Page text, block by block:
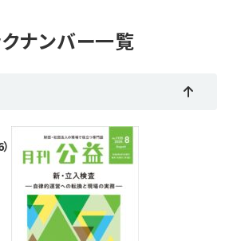
ナンバー一覧